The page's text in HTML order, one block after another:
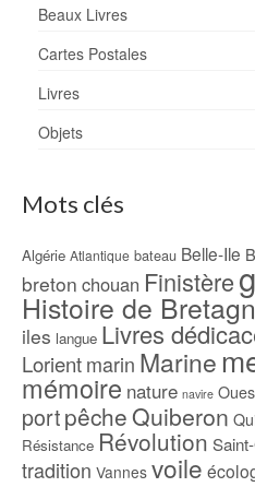
Beaux Livres
Cartes Postales
Livres
Objets
Mots clés
Algérie Atlantique bateau Belle-Ile
breton chouan Finistère
Histoire de
iles langue Livres
Lorientmarin Marine
mémoire nature navire
portpêcheQuiberon
Résistance Révolution
tradition Vannes voile